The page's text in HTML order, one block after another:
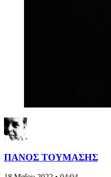
ΠΑΝΟΣ ΤΟΥΜΑΣΗΣ